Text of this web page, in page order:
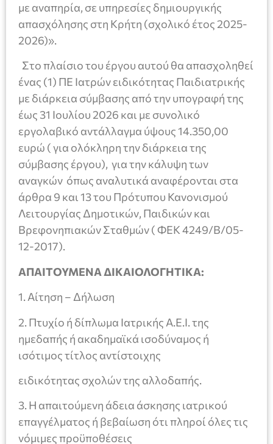
με αναπηρία, σε υπηρεσίες δημιουργικής
απασχόλησης στη Κρήτη (σχολικό έτος 2025-
2026)».
Στο πλαίσιο του έργου αυτού θα απασχοληθεί
ένας (1) ΠΕ Ιατρών ειδικότητας Παιδιατρικής
με διάρκεια σύμβασης από την υπογραφή της
έως 31 Ιουλίου 2026 και με συνολικό
εργολαβικό αντάλλαγμα ύψους 14.350,00
ευρώ ( για ολόκληρη την διάρκεια της
σύμβασης έργου), για την κάλυψη των
αναγκών όπως αναλυτικά αναφέρονται στα
άρθρα 9 και 13 του Πρότυπου Κανονισμού
Λειτουργίας Δημοτικών, Παιδικών και
Βρεφονηπιακών Σταθμών ( ΦΕΚ 4249/Β/05-
12-2017).
ΑΠΑΙΤΟΥΜΕΝΑ ΔΙΚΑΙΟΛΟΓΗΤΙΚΑ:
1. Αίτηση – Δήλωση
2. Πτυχίο ή δίπλωμα Ιατρικής Α.Ε.Ι. της
ημεδαπής ή ακαδημαϊκά ισοδύναμος ή
ισότιμος τίτλος αντίστοιχης
ειδικότητας σχολών της αλλοδαπής.
3. Η απαιτούμενη άδεια άσκησης ιατρικού
επαγγέλματος ή βεβαίωση ότι πληροί όλες τις
νόμιμες προϋποθέσεις